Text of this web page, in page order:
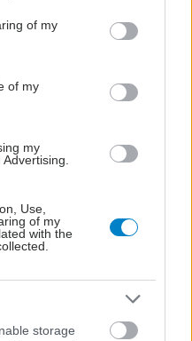
You may click to
and its third-party tags to
purposes in below Google
of my
of my
my
Use,
of my
with the
storage